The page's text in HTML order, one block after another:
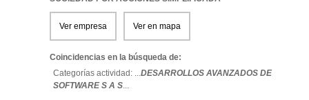
Ver empresa Ver en mapa
Coincidencias en la búsqueda de:
Categorías actividad: ...DESARROLLOS AVANZADOS DE
SOFTWARE S A S...